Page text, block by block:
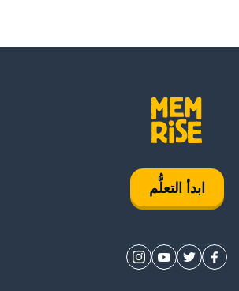
ابدأ التعلُّم